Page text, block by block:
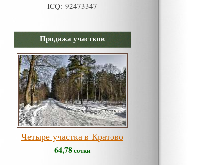
ICQ: 92473347
Продажа участков
Четыре участка в Кратово
64,78сотки